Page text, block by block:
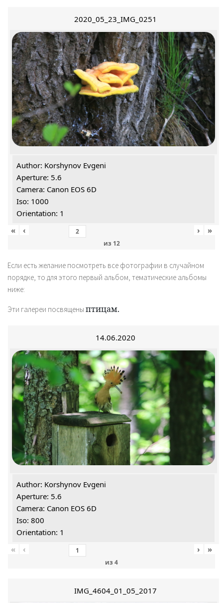
2020_05_23_IMG_0251
Author: Korshynov Evgeni
Aperture: 5.6
Camera: Canon EOS 6D
Iso: 1000
Orientation: 1
«
‹
из 12
› »
Если есть желание посмотреть все фотографии в случайном
порядке, то для этого первый альбом, тематические альбомы
ниже:
Эти галереи посвящены птицам.
14.06.2020
Author: Korshynov Evgeni
Aperture: 5.6
Camera: Canon EOS 6D
Iso: 800
Orientation: 1
«
‹
из 4
› »
IMG_4604_01_05_2017